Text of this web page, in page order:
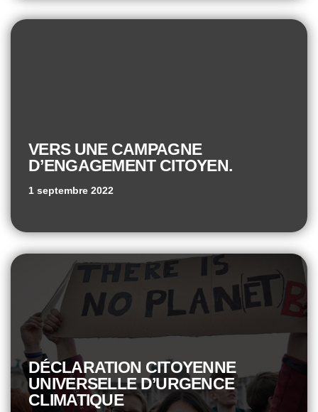
VERS UNE CAMPAGNE
D’ENGAGEMENT CITOYEN.
1 septembre 2022
DÉCLARATION CITOYENNE
UNIVERSELLE D’URGENCE
CLIMATIQUE